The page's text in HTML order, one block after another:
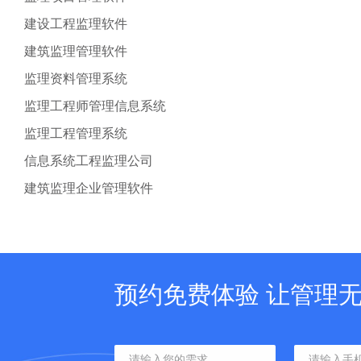
建设工程监理软件
建筑监理管理软件
监理资料管理系统
监理工程师管理信息系统
监理工程管理系统
信息系统工程监理公司
建筑监理企业管理软件
预约免费体验 让管理